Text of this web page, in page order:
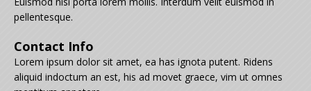
pellentesque.
Contact Info
Lorem ipsum dolor sit amet, ea has ignota putent. Ridens
aliquid indoctum an est, his ad movet graece, vim ut omnes